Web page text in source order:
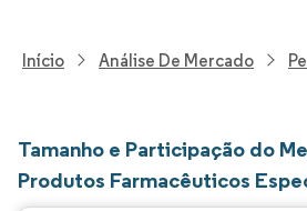
Início Análise De Mercado
Tamanho e Participação do
Produtos Farmacêuticos